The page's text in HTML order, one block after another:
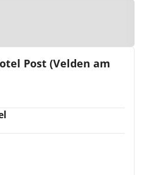
Post (Velden am